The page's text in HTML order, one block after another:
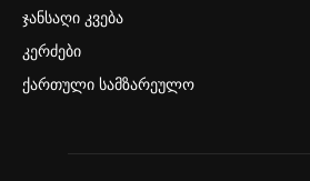
ჯანსაღი კვება
კერძები
ქართული სამზარეულო